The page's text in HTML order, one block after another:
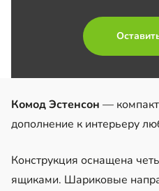
Комод Эстенсон —
дополнение к интерьеру
Конструкция оснащена
ящиками. Шариковые